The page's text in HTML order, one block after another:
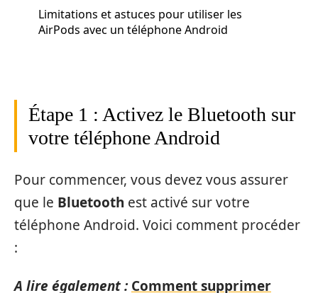
Limitations et astuces pour utiliser les
AirPods avec un téléphone Android
Étape 1 : Activez le Bluetooth sur
votre téléphone Android
Pour commencer, vous devez vous assurer
que le Bluetooth est activé sur votre
téléphone Android. Voici comment procéder
:
A lire également : Comment supprimer